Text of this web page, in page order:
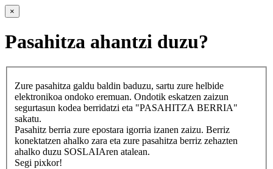
×
Pasahitza ahantzi duzu?
Zure pasahitza galdu baldin baduzu, sartu zure helbide
elektronikoa ondoko eremuan. Ondotik eskatzen zaizun
segurtasun kodea berridatzi eta "PASAHITZA BERRIA"
sakatu.
Pasahitz berria zure epostara igorria izanen zaizu. Berriz
konektatzen ahalko zara eta zure pasahitza berriz zehazten
ahalko duzu SOSLAIAren atalean.
Segi pixkor!